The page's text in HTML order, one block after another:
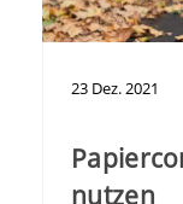
23 Dez.2021
nutzen